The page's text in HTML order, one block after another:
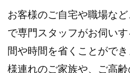
お客様のご自宅や職場な
で専門スタッフがお伺い
間や時間を省くことがで
様連れのご家族や、ご高